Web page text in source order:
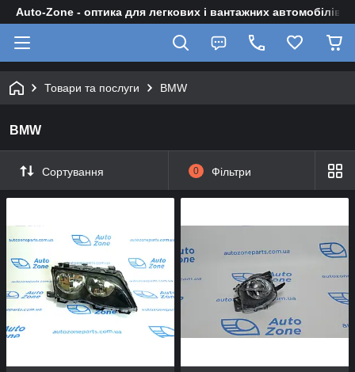
Auto-Zone - оптика для легкових і вантажних автомобілів
Товари та послуги BMW
BMW
Сортування 0 Фільтри